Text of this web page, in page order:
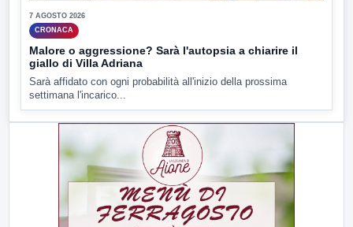
7 AGOSTO 2026
CRONACA
Malore o aggressione? Sarà l'autopsia a chiarire il
giallo di Villa Adriana
Sarà affidato con ogni probabilità all'inizio della prossima
settimana l'incarico...